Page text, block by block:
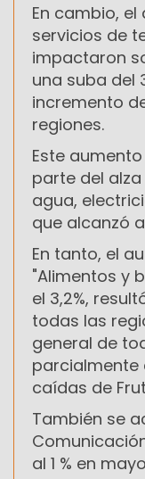
En cambio,
servicios de
impactaron
una suba del
incremento
regiones.
Este
parte del
agua,
que alcanzó
En tanto, el
"Alimentos y
el 3,2%,
todas las
general de
parcialmente
caídas de
También se
al 1 % en